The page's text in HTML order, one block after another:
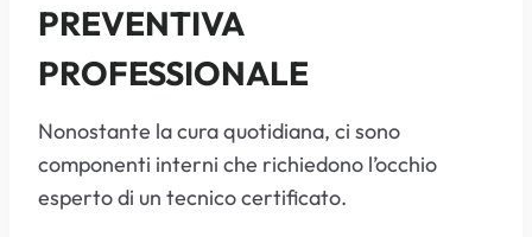
PREVENTIVA
PROFESSIONALE
Nonostante la cura quotidiana, ci sono
componenti interni che richiedono l’occhio
esperto di un tecnico certificato.